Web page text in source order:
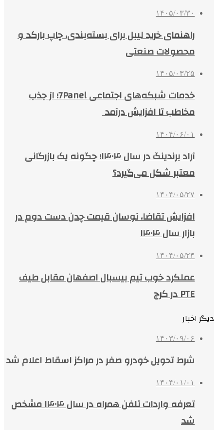
۱۴۰۵/۰۳/۳۰
راهنمای خرید لیبل برای بسته‌بندی، چاپ بارکد و
محصولات صنعتی
۱۴۰۵/۰۳/۲۵
خدمات شبکه‌های اجتماعی 7Panel؛ از جذب
مخاطب تا افزایش درآمد
۱۴۰۴/۰۶/۰۱
آراد برندینگ در سال ۱۴۰۴؛ چگونه یک بازرگانی
معتبر شکل می‌گیرد؟
۱۴۰۴/۰۵/۲۷
افزایش تقاضا، نوسان قیمت چدن دست دوم در
بازار سال ۱۴۰۴
۱۴۰۴/۰۵/۲۴
عملکرد خوب تیم بیسبال اصفهان مقابل طیف
PTE در کرج
دیگر اخبار
۱۴۰۳/۰۹/۰۶
شرط تحویل خودرو صفر در مراکز اسقاط اعلام شد
۱۴۰۴/۰۱/۰۱
تعرفه واردات تلفن همراه در سال ۱۴۰۴ مشخص
شد